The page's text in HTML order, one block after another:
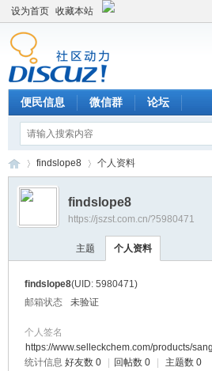
设为首页 收藏本站
便民信息 微信群 论坛
›
findslope8 个人资料
findslope8
https://jszst.com.cn/?5980471
主题 个人资料
findslope8(UID: 5980471)
邮箱状态
未验证
个人签名
https://www.selleckchem.com/products/
统计信息 好友数 0 回帖数 0 主题数 0